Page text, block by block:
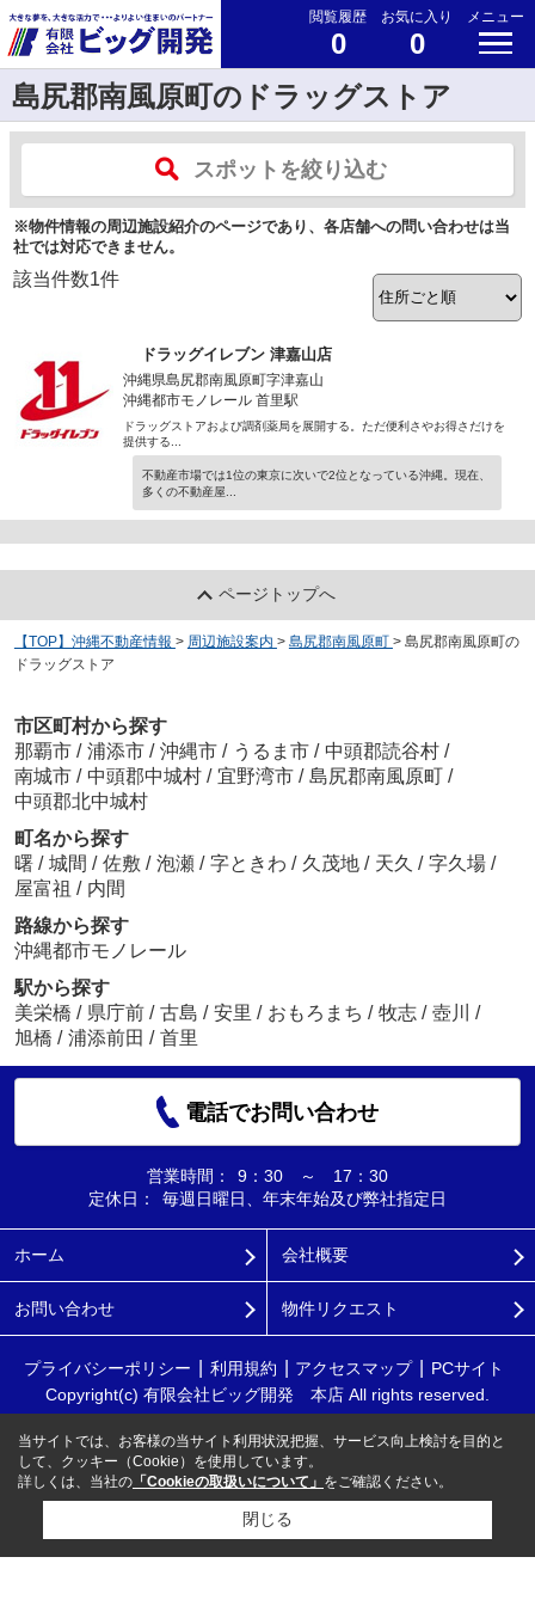
閲覧履歴
0
お気に入り
0
メニュー
島尻郡南風原町のドラッグストア
スポットを絞り込む
※物件情報の周辺施設紹介のページであり、各店舗への問い合わせは当
社では対応できません。
該当件数1件
ドラッグイレブン 津嘉山店
沖縄県島尻郡南風原町字津嘉山
沖縄都市モノレール 首里駅
ドラッグストアおよび調剤薬局を展開する。ただ便利さやお得さだけを
提供する...
不動産市場では1位の東京に次いで2位となっている沖縄。現在、
多くの不動産屋...
ページトップへ
【TOP】沖縄不動産情報 > 周辺施設案内 > 島尻郡南風原町 > 島尻郡南風原町の
ドラッグストア
市区町村から探す
那覇市 / 浦添市 / 沖縄市 / うるま市 / 中頭郡読谷村 /
南城市 / 中頭郡中城村 / 宜野湾市 / 島尻郡南風原町 /
中頭郡北中城村
町名から探す
曙 / 城間 / 佐敷 / 泡瀬 / 字ときわ / 久茂地 / 天久 / 字久場 /
屋富祖 / 内間
路線から探す
沖縄都市モノレール
駅から探す
美栄橋 / 県庁前 / 古島 / 安里 / おもろまち / 牧志 / 壺川
/
旭橋 / 浦添前田 / 首里
電話でお問い合わせ
営業時間：
9：30 ～ 17：30
定休日：
毎週日曜日、年末年始及び弊社指定日
ホーム 会社概要
お問い合わせ 物件リクエスト
プライバシーポリシー 利用規約 アクセスマップ
PCサイト
Copyright(c) 有限会社ビッグ開発 本店 All rights reserved.
当サイトでは、お客様の当サイト利用状況把握、サービス向上検討を目的と
して、クッキー（Cookie）を使用しています。
詳しくは、当社の 「Cookieの取扱いについて」 をご確認ください。
閉じる